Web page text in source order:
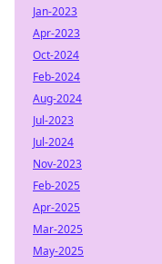
Jan-2023
Apr-2023
Oct-2024
Feb-2024
Aug-2024
Jul-2023
Jul-2024
Nov-2023
Feb-2025
Apr-2025
Mar-2025
May-2025